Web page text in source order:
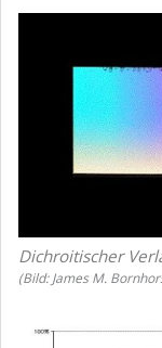
Dichroitischer
(Bild: James M.